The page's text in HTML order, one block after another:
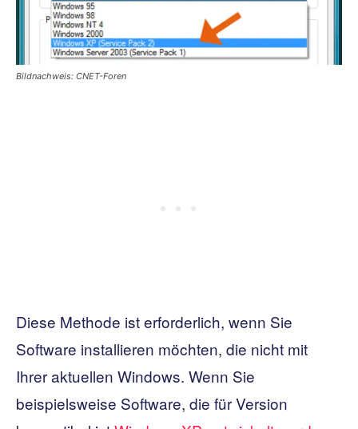
Bildnachweis: CNET-Foren
Diese Methode ist erforderlich, wenn Sie
Software installieren möchten, die nicht mit
Ihrer aktuellen Windows. Wenn Sie
beispielsweise Software, die für Version